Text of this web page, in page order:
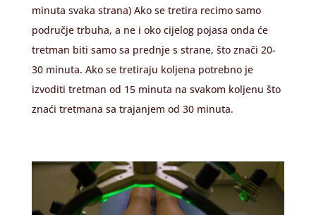
minuta svaka strana) Ako se tretira recimo samo
područje trbuha, a ne i oko cijelog pojasa onda će
tretman biti samo sa prednje s strane, što znači 20-
30 minuta. Ako se tretiraju koljena potrebno je
izvoditi tretman od 15 minuta na svakom koljenu što
znaći tretmana sa trajanjem od 30 minuta.